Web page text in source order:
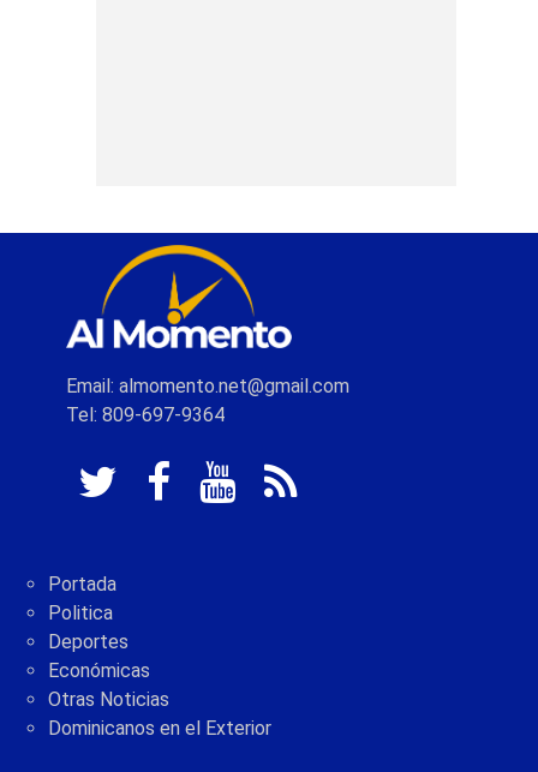
Email: almomento.net@gmail.com
Tel: 809-697-9364
Portada
Politica
Deportes
Económicas
Otras Noticias
Dominicanos en el Exterior